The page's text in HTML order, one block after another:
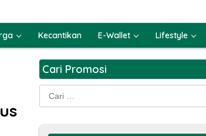
Kecantikan E-Wallet Lifestyle
Cari Promosi
Cari
untuk: